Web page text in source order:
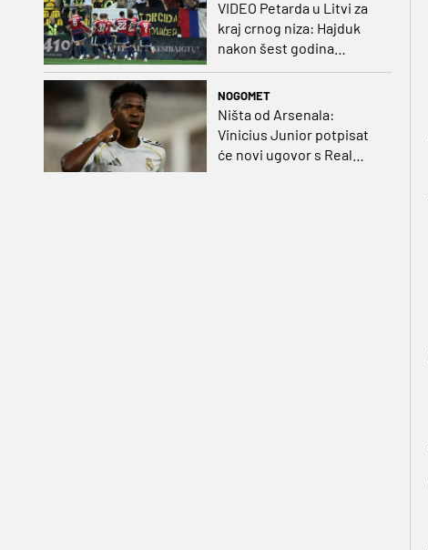
VIDEO Petarda u Litvi za
kraj crnog niza: Hajduk
nakon šest godina
NOGOMET
Ništa od Arsenala:
Vinicius Junior potpisat
će novi ugovor s Real